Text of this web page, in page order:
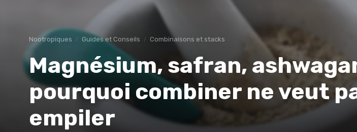
Nootropiques Guides et Conseils Combinaisons et stacks
Magnésium, safran,
pourquoi combiner ne veut
empiler